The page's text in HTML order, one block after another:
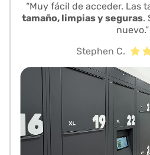
“Muy fácil de acceder. Las
tamaño, limpias y seguras.
nuevo.”
Stephen C.